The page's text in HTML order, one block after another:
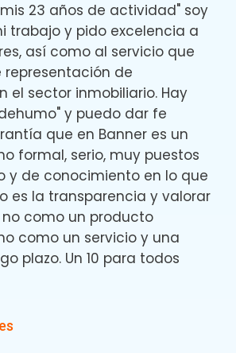
23 años de actividad" soy
trabajo y pido excelencia a
así como al servicio que
de
el sector inmobiliario. Hay
y puedo dar fe
que en Banner es un
formal, serio, muy puestos
y de conocimiento en lo que
es la transparencia y valorar
como un producto
como un servicio y una
plazo. Un 10 para todos